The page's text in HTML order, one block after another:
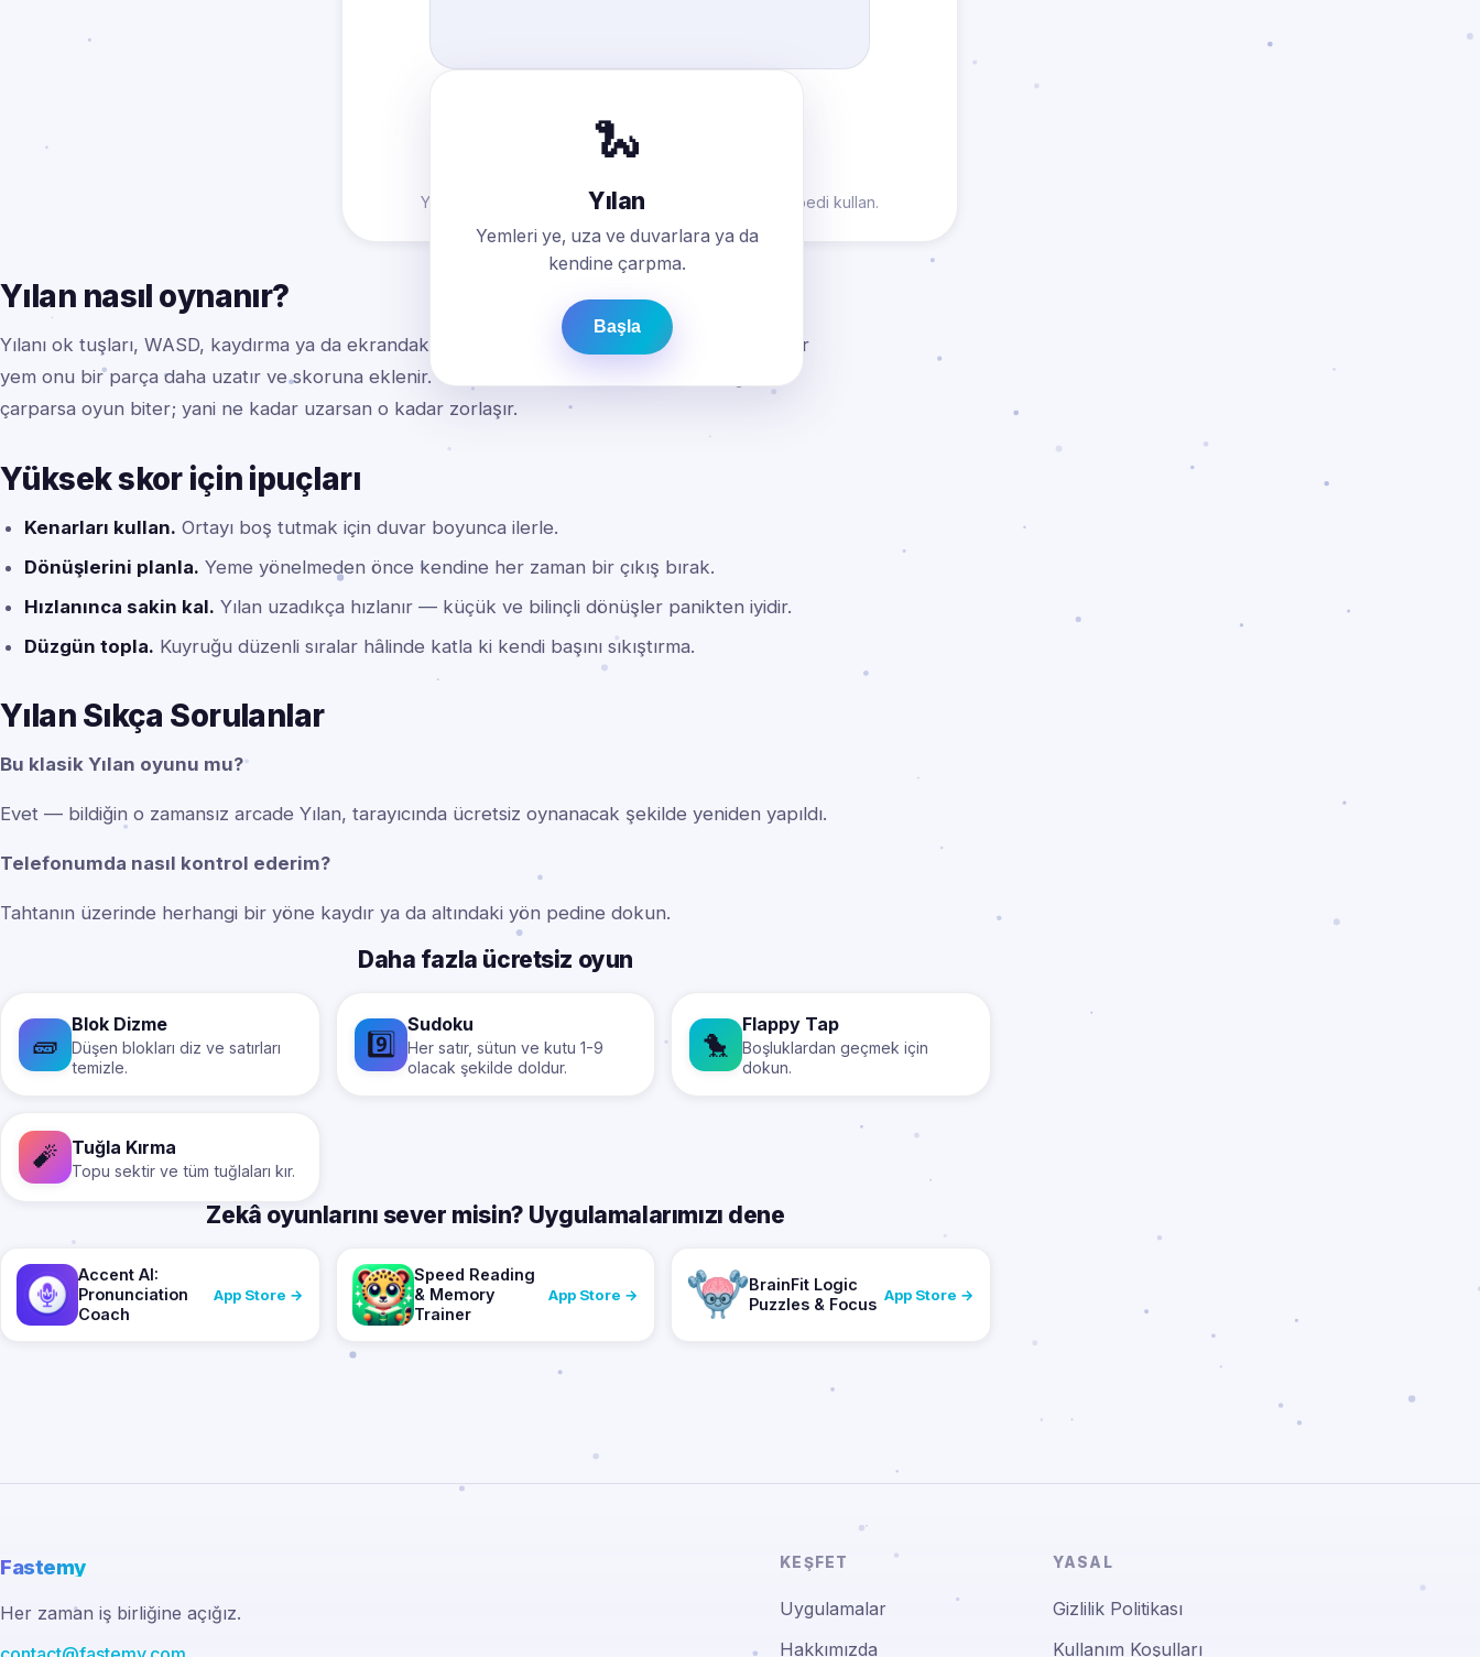
🐍
Yılan
Yemleri ye, uza ve duvarlara ya da
kendine çarpma.
Başla
Yönlendirmek için ok tuşları, WASD, kaydırma ya da pedi kullan.
Yılan nasıl oynanır?
Yılanı ok tuşları, WASD, kaydırma ya da ekrandaki ped ile tahtada yönlendir. Yılanın yediği her
yem onu bir parça daha uzatır ve skoruna eklenir. Yılan bir duvara ya da kendi kuyruğuna
çarparsa oyun biter; yani ne kadar uzarsan o kadar zorlaşır.
Yüksek skor için ipuçları
Kenarları kullan. Ortayı boş tutmak için duvar boyunca ilerle.
Dönüşlerini planla. Yeme yönelmeden önce kendine her zaman bir çıkış bırak.
Hızlanınca sakin kal. Yılan uzadıkça hızlanır — küçük ve bilinçli dönüşler panikten iyidir.
Düzgün topla. Kuyruğu düzenli sıralar hâlinde katla ki kendi başını sıkıştırma.
Yılan Sıkça Sorulanlar
Bu klasik Yılan oyunu mu?
Evet — bildiğin o zamansız arcade Yılan, tarayıcında ücretsiz oynanacak şekilde yeniden yapıldı.
Telefonumda nasıl kontrol ederim?
Tahtanın üzerinde herhangi bir yöne kaydır ya da altındaki yön pedine dokun.
Daha fazla ücretsiz oyun
🧱
Blok Dizme
Düşen blokları diz ve satırları
temizle.
9️⃣
Sudoku
Her satır, sütun ve kutu 1-9
olacak şekilde doldur.
🐤
Flappy Tap
Boşluklardan geçmek için
dokun.
🧨 Tuğla Kırma
Topu sektir ve tüm tuğlaları kır.
Zekâ oyunlarını sever misin? Uygulamalarımızı dene
Accent AI:
Pronunciation
Coach
App Store →
Speed Reading
& Memory
Trainer
App Store →
BrainFit Logic
Puzzles & Focus
App Store →
Fastemy
Her zaman iş birliğine açığız.
KEŞFET
Uygulamalar
Hakkımızda
YASAL
Gizlilik Politikası
Kullanım Koşulları